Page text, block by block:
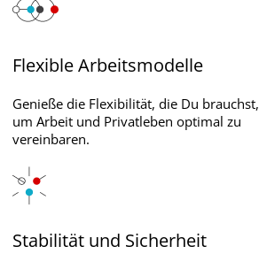
Flexible Arbeitsmodelle
Genieße die Flexibilität, die Du brauchst,
um Arbeit und Privatleben optimal zu
vereinbaren.
Stabilität und Sicherheit